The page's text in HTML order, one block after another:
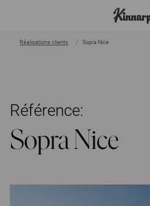
Réalisations clients Sopra Nice
Référence:
Sopra Nice